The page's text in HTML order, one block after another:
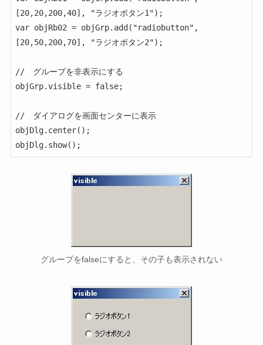
[20,20,200,40], "ラジオボタン1");
var objRb02 = objGrp.add("radiobutton",
[20,50,200,70], "ラジオボタン2");
//　グループを非表示にする
objGrp.visible = false;
//　ダイアログを画面センターに表示
objDlg.center();
objDlg.show();
グループをfalseにすると、その子も表示されない